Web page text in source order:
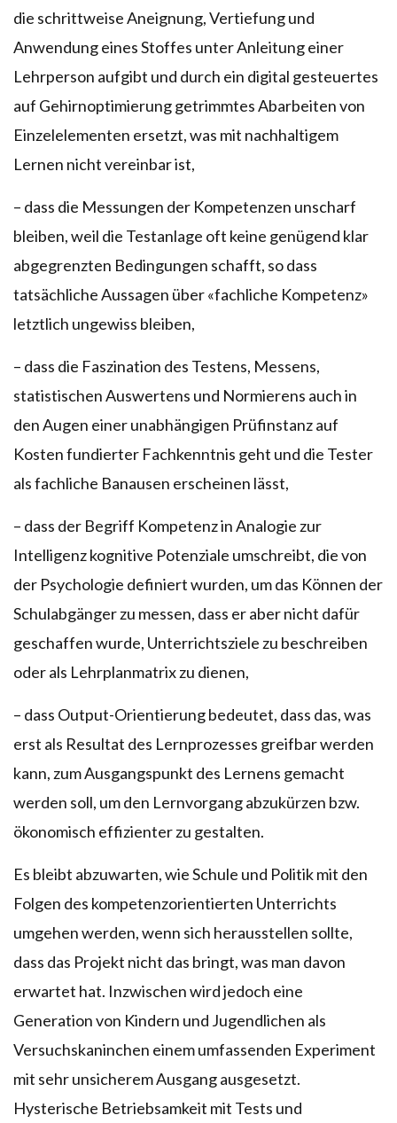
die schrittweise Aneignung, Vertiefung und
Anwendung eines Stoffes unter Anleitung einer
Lehrperson aufgibt und durch ein digital gesteuertes
auf Gehirnoptimierung getrimmtes Abarbeiten von
Einzelelementen ersetzt, was mit nachhaltigem
Lernen nicht vereinbar ist,
– dass die Messungen der Kompetenzen unscharf
bleiben, weil die Testanlage oft keine genügend klar
abgegrenzten Bedingungen schafft, so dass
tatsächliche Aussagen über «fachliche Kompetenz»
letztlich ungewiss bleiben,
– dass die Faszination des Testens, Messens,
statistischen Auswertens und Normierens auch in
den Augen einer unabhängigen Prüfinstanz auf
Kosten fundierter Fachkenntnis geht und die Tester
als fachliche Banausen erscheinen lässt,
– dass der Begriff Kompetenz in Analogie zur
Intelligenz kognitive Potenziale umschreibt, die von
der Psychologie definiert wurden, um das Können der
Schulabgänger zu messen, dass er aber nicht dafür
geschaffen wurde, Unterrichtsziele zu beschreiben
oder als Lehrplanmatrix zu dienen,
– dass Output-Orientierung bedeutet, dass das, was
erst als Resultat des Lernprozesses greifbar werden
kann, zum Ausgangspunkt des Lernens gemacht
werden soll, um den Lernvorgang abzukürzen bzw.
ökonomisch effizienter zu gestalten.
Es bleibt abzuwarten, wie Schule und Politik mit den
Folgen des kompetenzorientierten Unterrichts
umgehen werden, wenn sich herausstellen sollte,
dass das Projekt nicht das bringt, was man davon
erwartet hat. Inzwischen wird jedoch eine
Generation von Kindern und Jugendlichen als
Versuchskaninchen einem umfassenden Experiment
mit sehr unsicherem Ausgang ausgesetzt.
Hysterische Betriebsamkeit mit Tests und